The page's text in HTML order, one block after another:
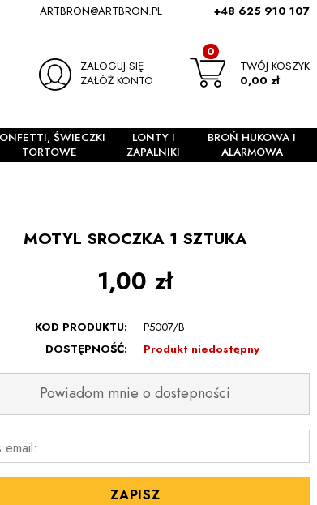
ARTBRON@ARTBRON.PL +48 625 910 107
ZALOGUJ SIĘ
ZAŁÓŻ KONTO
TWÓJ KOSZYK
0
0,00 zł
ŚWIECZKI
TORTOWE
LONTY I
ZAPALNIKI
BROŃ HUKOWA I
ALARMOWA
MOTYL SROCZKA 1 SZTUKA
1,00 zł
KOD PRODUKTU:
P5007/B
DOSTĘPNOŚĆ:
Produkt niedostępny
Powiadom mnie o dostepności
ZAPISZ